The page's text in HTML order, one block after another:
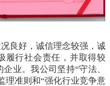
良好，诚信理念较强，诚
履行社会责任，并取得较
业。我公司坚持“守法、
理准则和“强化行业竞争意